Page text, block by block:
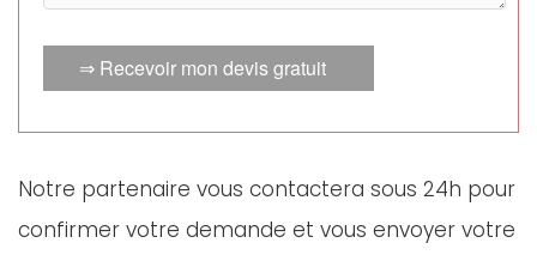
⇒ Recevoir mon devis gratuit
Notre partenaire vous contactera sous 24h pour
confirmer votre demande et vous envoyer votre